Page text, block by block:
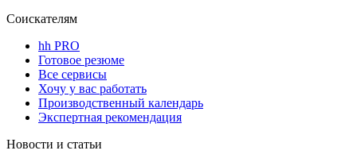
Соискателям
hh PRO
Готовое резюме
Все сервисы
Хочу у вас работать
Производственный календарь
Экспертная рекомендация
Новости и статьи